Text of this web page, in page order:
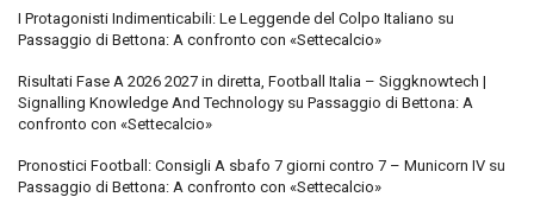
I Protagonisti Indimenticabili: Le Leggende del Colpo Italiano su
Passaggio di Bettona: A confronto con «Settecalcio»
Risultati Fase A 2026 2027 in diretta, Football Italia – Siggknowtech |
Signalling Knowledge And Technology su Passaggio di Bettona: A
confronto con «Settecalcio»
Pronostici Football: Consigli A sbafo 7 giorni contro 7 – Municorn IV su
Passaggio di Bettona: A confronto con «Settecalcio»